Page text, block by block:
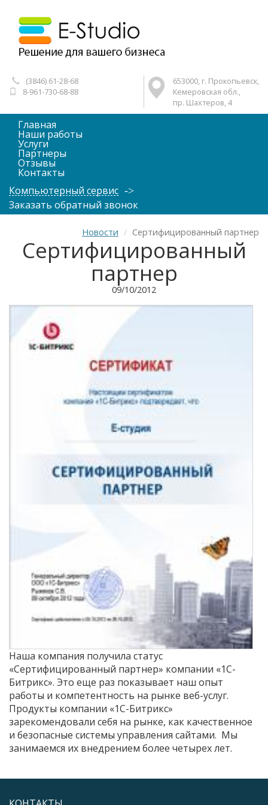
(3846) 61-28-68
8-961-730-68-88
653000, г. Прокопьевск,
Кемеровская обл.,
пр. Шахтеров, 4
Главная
Наши работы
Услуги
Партнеры
Отзывы
Контакты
Компьютерный сервис
Заказать обратный звонок
Новости Сертифицированный партнер
Сертифицированный
партнер
09/10/2012
Наша компания получила статус
«Сертифицированный партнер» компании «1С-
Битрикс». Это еще раз показывает наш опыт
работы и компетентность на рынке веб-услуг.
Продукты компании «1С-Битрикс»
зарекомендовали себя на рынке, как качественное
и безопасные системы управления сайтами. Мы
занимаемся их внедрением более четырех лет.